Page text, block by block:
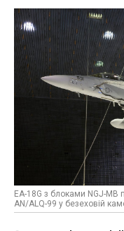
EA-18G з блоками NGJ-
AN/ALQ-99 у безеховій